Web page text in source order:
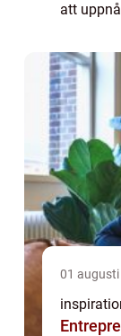
att
01 augusti